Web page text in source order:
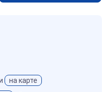
на карте